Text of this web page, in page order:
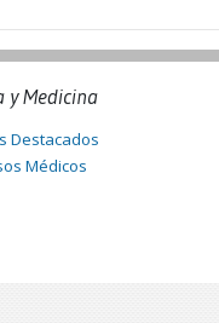
y Medicina
Destacados
Médicos